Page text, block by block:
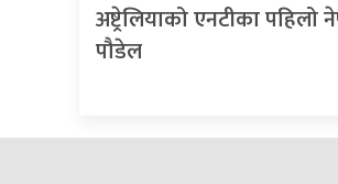
अष्ट्रेलियाको एनटीका पहिलो
पौडेल